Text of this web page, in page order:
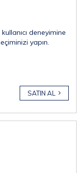
deneyimine
yapın.
SATIN AL